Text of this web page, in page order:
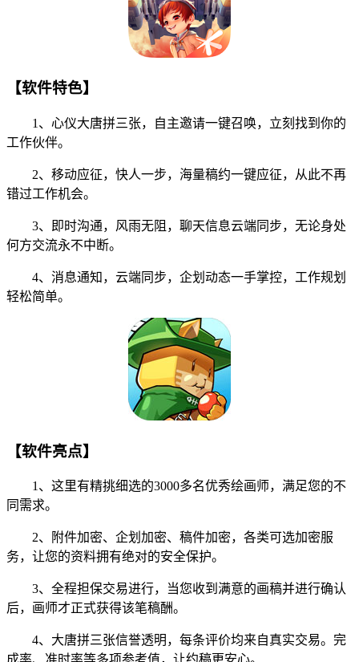
【软件特色】
1、心仪大唐拼三张，自主邀请一键召唤，立刻找到你的
工作伙伴。
2、移动应征，快人一步，海量稿约一键应征，从此不再
错过工作机会。
3、即时沟通，风雨无阻，聊天信息云端同步，无论身处
何方交流永不中断。
4、消息通知，云端同步，企划动态一手掌控，工作规划
轻松简单。
【软件亮点】
1、这里有精挑细选的3000多名优秀绘画师，满足您的不
同需求。
2、附件加密、企划加密、稿件加密，各类可选加密服
务，让您的资料拥有绝对的安全保护。
3、全程担保交易进行，当您收到满意的画稿并进行确认
后，画师才正式获得该笔稿酬。
4、大唐拼三张信誉透明，每条评价均来自真实交易。完